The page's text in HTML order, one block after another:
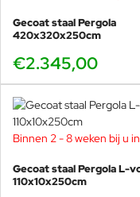
Gecoat staal Pergola
420x320x250cm
€2.345,00
Binnen 2 - 8 weken bij u
Gecoat staal Pergola L-
110x10x250cm